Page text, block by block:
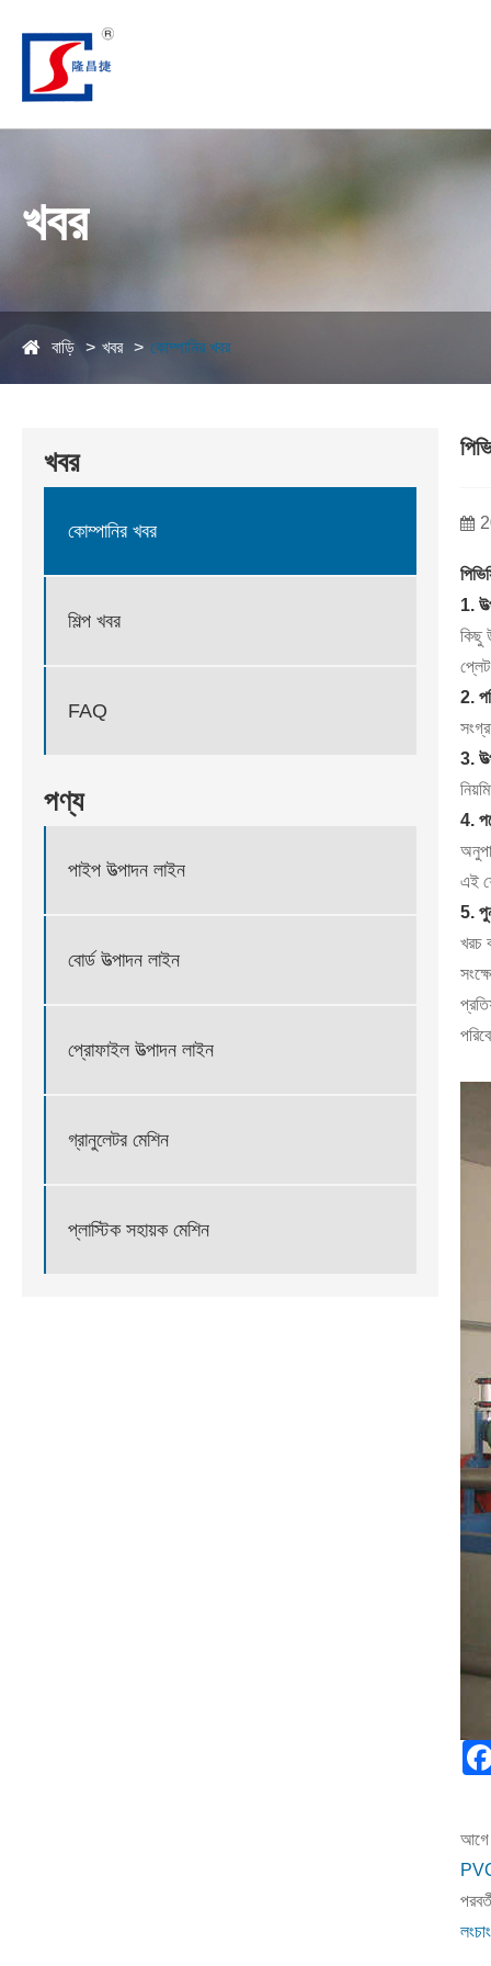
খবর
বাড়ি খবর কোম্পানির খবর
খবর
কোম্পানির খবর
শিল্প খবর
FAQ
পণ্য
পাইপ উত্পাদন লাইন
বোর্ড উত্পাদন লাইন
প্রোফাইল উত্পাদন লাইন
গ্রানুলেটর মেশিন
প্লাস্টিক সহায়ক মেশিন
1.
কিছু
2.
3.
4.
এই
5.
খরচ
আগে